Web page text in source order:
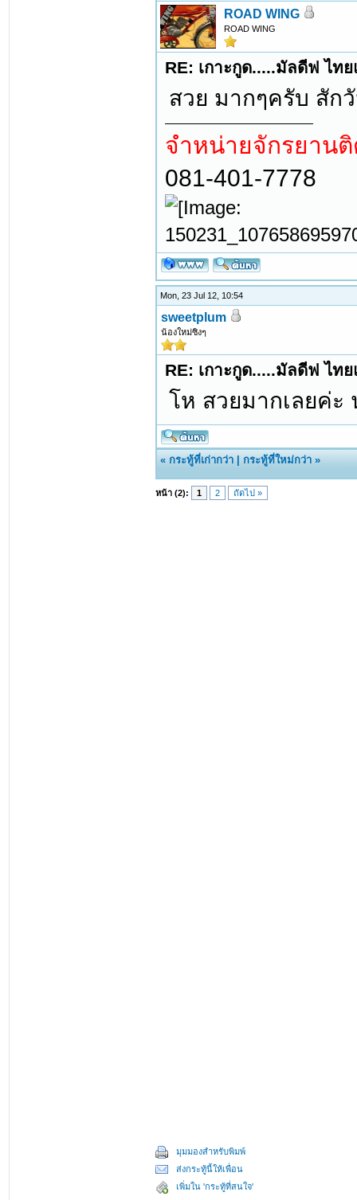
ROAD WING
ROAD WING
RE: เกาะกูด.....มัลดีฟ ไท
สวย มากๆครับ สัก
จำหน่ายจักรยาน
081-401-7778
Mon, 23 Jul 12, 10:54
sweetplum
น้องใหม่ซิงๆ
RE: เกาะกูด.....มัลดีฟ ไท
โห สวยมากเลยค่ะ
«กระทู้ที่เก่ากว่า |กระทู้ที่ใหม่กว่า »
หน้า (2): 1 2 ถัดไป »
มุมมองสำหรับพิมพ์
ส่งกระทู้นี้ให้เพื่อน
เพิ่มใน 'กระทู้ที่สนใจ'